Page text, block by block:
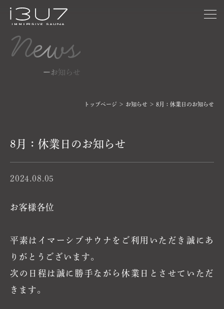
News
ー お知らせ
トップページ ＞ お知らせ ＞ 8月：休業日のお知らせ
8月：休業日のお知らせ
2024.08.05
お客様各位
平素はイマーシブサウナをご利用いただき誠にあ
りがとうございます。
次の日程は誠に勝手ながら休業日とさせていただ
きます。